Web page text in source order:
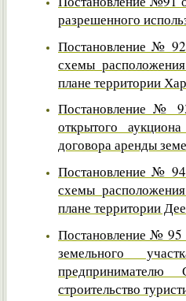
разрешенного
Постановление №
схемы
плане территории
Постановление №
открытого
договора аренды
Постановление №
схемы
плане территории
Постановление № 95
земельного
строительство